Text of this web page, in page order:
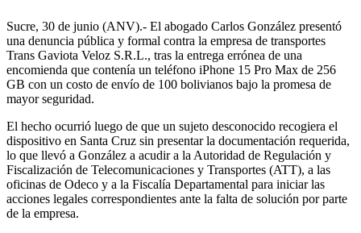
Sucre, 30 de junio (ANV).- El abogado Carlos González presentó
una denuncia pública y formal contra la empresa de transportes
Trans Gaviota Veloz S.R.L., tras la entrega errónea de una
encomienda que contenía un teléfono iPhone 15 Pro Max de 256
GB con un costo de envío de 100 bolivianos bajo la promesa de
mayor seguridad.
El hecho ocurrió luego de que un sujeto desconocido recogiera el
dispositivo en Santa Cruz sin presentar la documentación requerida,
lo que llevó a González a acudir a la Autoridad de Regulación y
Fiscalización de Telecomunicaciones y Transportes (ATT), a las
oficinas de Odeco y a la Fiscalía Departamental para iniciar las
acciones legales correspondientes ante la falta de solución por parte
de la empresa.